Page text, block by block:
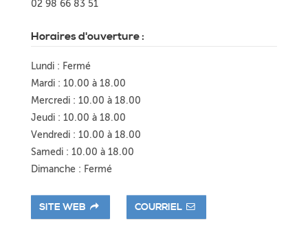
02 98 66 83 51
Horaires d'ouverture :
Lundi : Fermé
Mardi : 10.00 à 18.00
Mercredi : 10.00 à 18.00
Jeudi : 10.00 à 18.00
Vendredi : 10.00 à 18.00
Samedi : 10.00 à 18.00
Dimanche : Fermé
SITE WEB COURRIEL